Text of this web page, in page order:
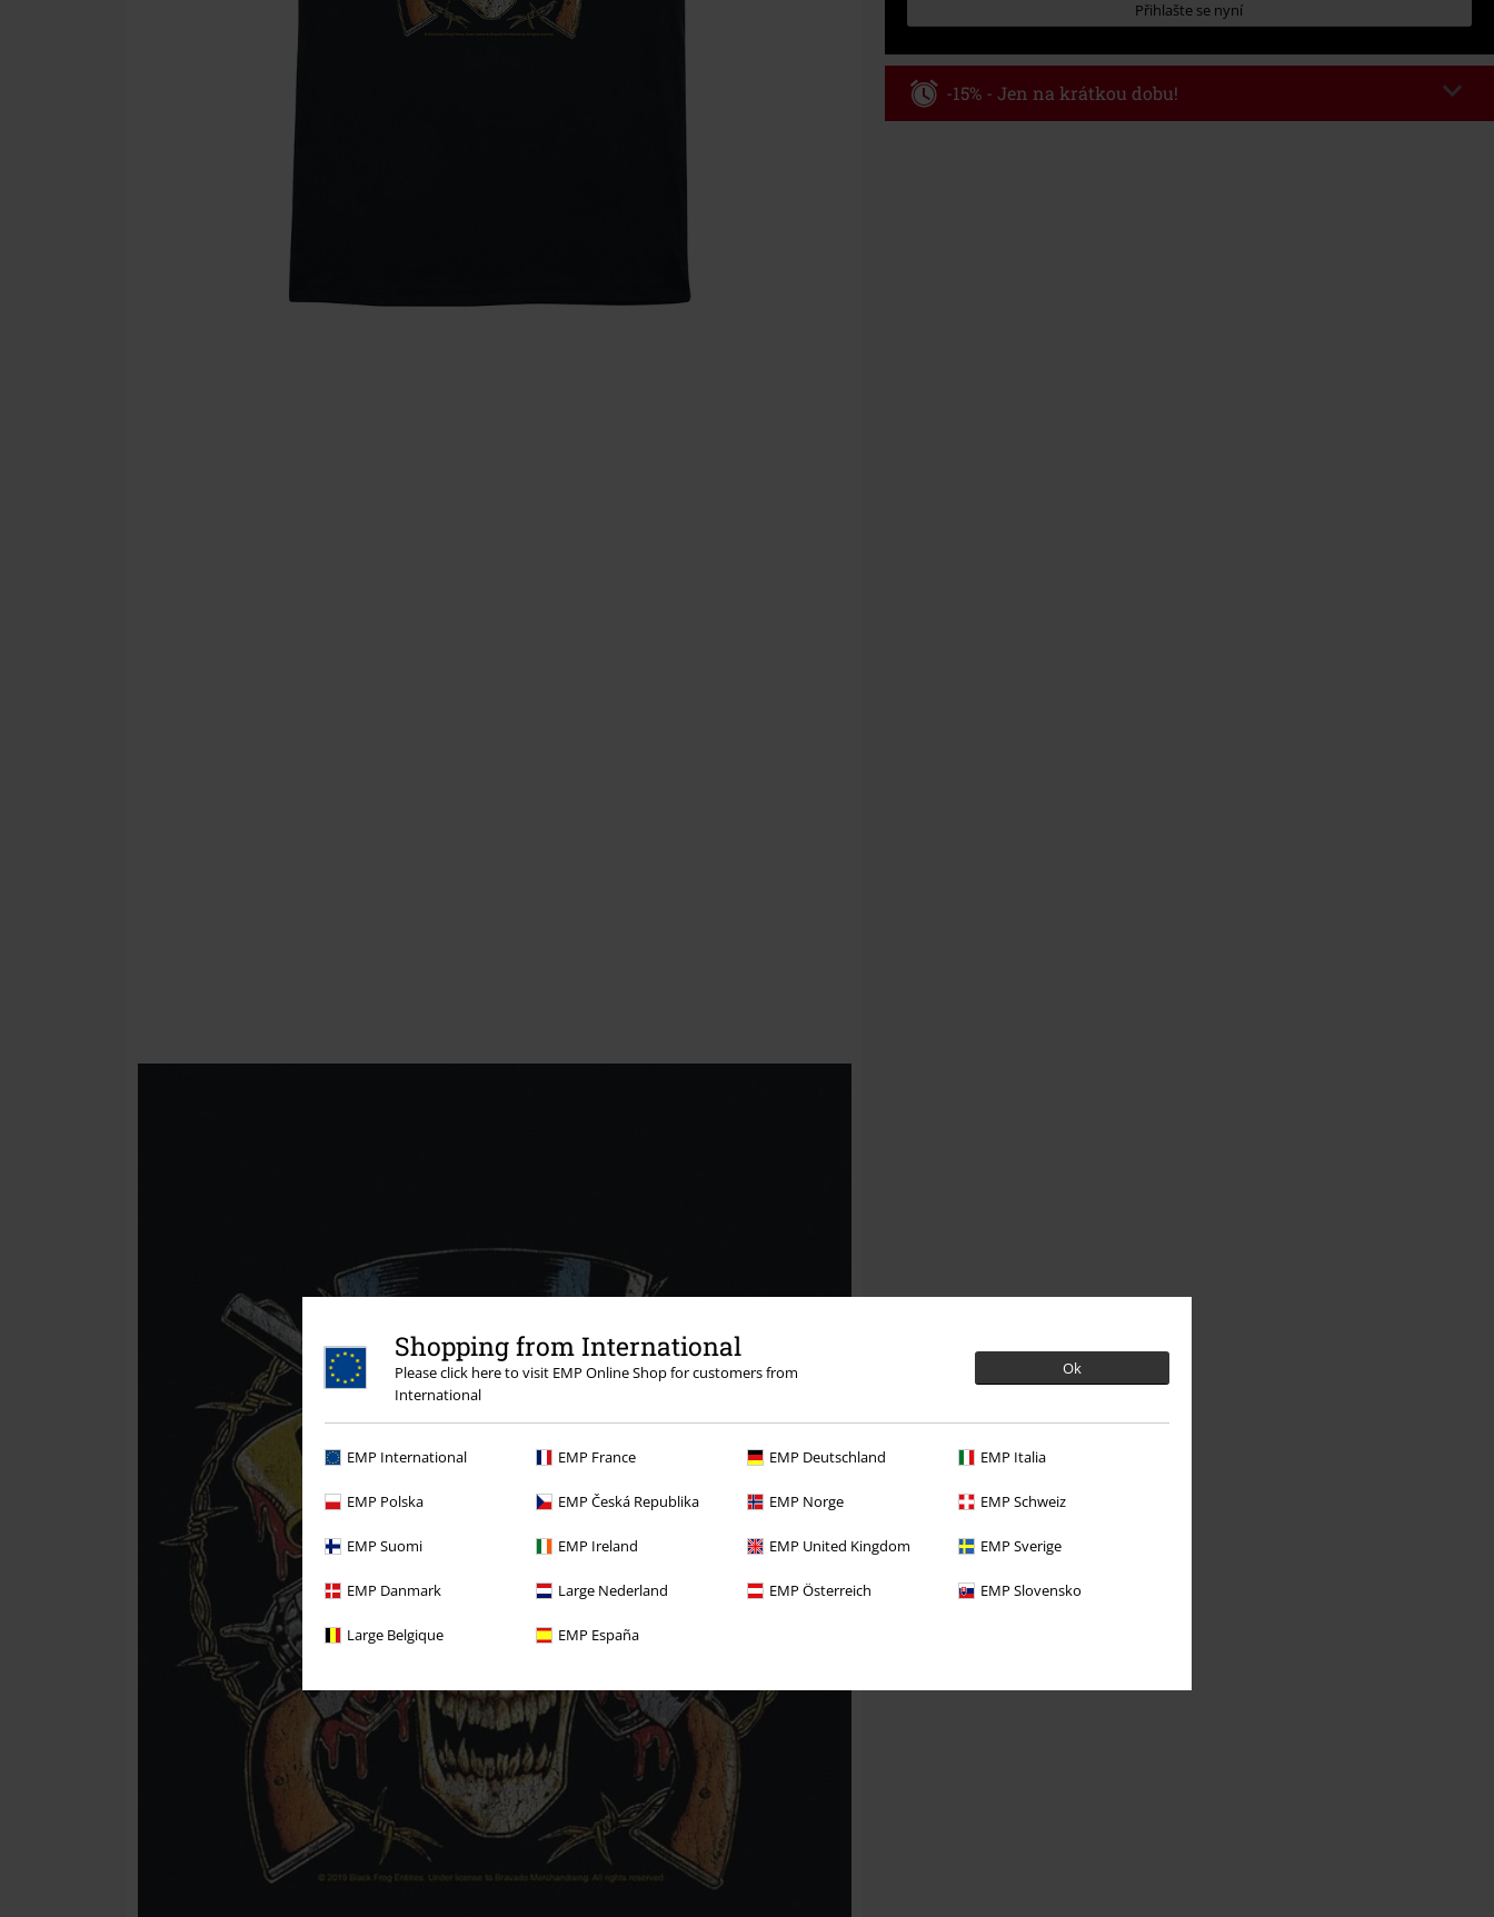
Shopping from International
Please click here to visit EMP Online Shop for customers from
International
Ok
EMP International EMP France EMP Deutschland EMP Italia
EMP Polska EMP Česká Republika EMP Norge EMP Schweiz
EMP Suomi EMP Ireland EMP United Kingdom EMP Sverige
EMP Danmark Large Nederland EMP Österreich EMP Slovensko
Large Belgique EMP España
Přihlašte se nyní
-15% - Jen na krátkou dobu!